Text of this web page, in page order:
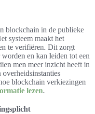
blockchain in de publieke
systeem maakt het
te verifiëren. Dit zorgt
en kan leiden tot een
men meer inzicht heeft in
blockchain verkiezingen
lezen.